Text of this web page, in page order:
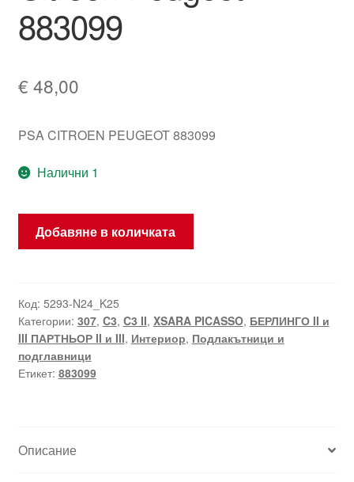
883099
€ 48,00
PSA CITROEN PEUGEOT 883099
Налични 1
количество
лъкетната
опора
Citroën
Peugeot
883099
Добавяне в количката
Код: 5293-N24_K25
Категории: 307, C3, C3 II, XSARA PICASSO, БЕРЛИНГО II и
III ПАРТНЬОР II и III, Интериор, Подлакътници и
подглавници
Етикет: 883099
Описание